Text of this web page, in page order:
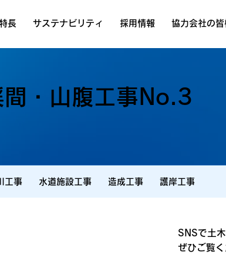
長 サステナビリティ 採用情報 協力会社の皆
・山腹工事No.3
工事 水道施設工事 造成工事 護岸工事
SNSで土
ぜひご覧